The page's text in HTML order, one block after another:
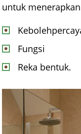
untuk
Fungsi
Reka bentuk.